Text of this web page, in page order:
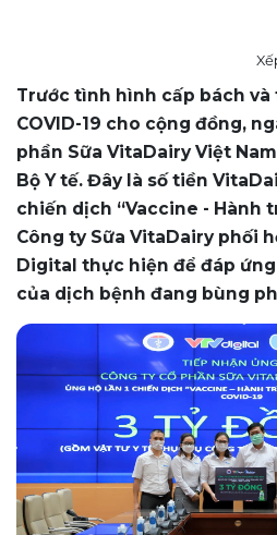
Trước tình hình cấp bách
COVID-19 cho cộng đồng,
phần Sữa VitaDairy Việt
Bộ Y tế. Đây là số tiền
chiến dịch “Vaccine - Hành
Công ty Sữa VitaDairy phối
Digital thực hiện để đáp
của dịch bệnh đang bùng